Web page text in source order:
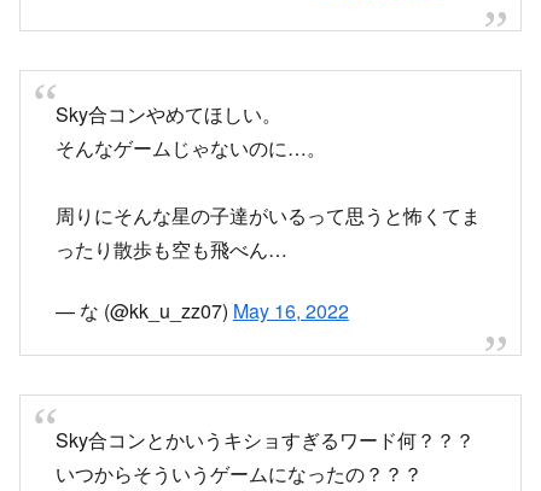
周りにそんな星の子達がいるって思うと怖くてま
ったり散歩も空も飛べん…
いつからそういうゲームになったの？？？
— 峰 (@ao_mi)May 16, 2022